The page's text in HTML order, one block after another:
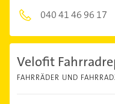
040 41 46 96 17
Velofit
FAHRRÄDER UND